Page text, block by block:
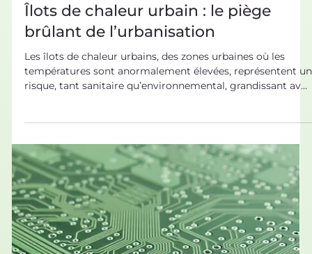
5 nov. 2021
Îlots de chaleur urbain : le piège
brûlant de l’urbanisation
Les îlots de chaleur urbains, des zones urbaines où les
températures sont anormalement élevées, représentent un
risque, tant sanitaire qu’environnemental, grandissant avec
le réchauffement climatique. Des solutions biomimétiques
peuvent permettre de faire face à ces îlots de chaleur !
L’augmentation de la température en ville Ces dernières